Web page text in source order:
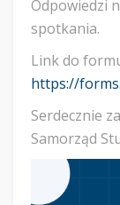
Odpowiedzi
spotkania.
Link do
https://
Serdecznie
Samorząd